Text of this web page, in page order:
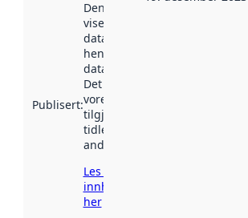
Publisert:
Denne datoen
viser når
datasettet vart
henta inn av
data.norge.no.
Det kan ha
vore
tilgjengeleg
tidlegare
andre stader.
Les meir om
innhenting
her